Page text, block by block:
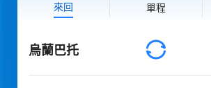
來回 單程
烏蘭巴托